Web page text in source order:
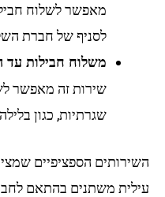
מאפשר לשלוח
לסניף של חברת
משלוח חבילות עד
שירות זה מאפשר
שגרתיות, כגון
השירותים הספציפיים
עילית משתנים בהתאם